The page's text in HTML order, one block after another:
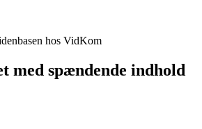
hos VidKom
med spændende indhold